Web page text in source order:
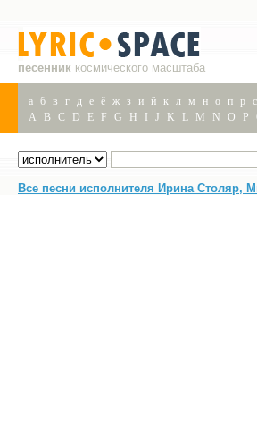
песенник космического масштаба
а б в г д е ё ж з и й к л м н о п р с
A
B C D E F G H J K L M N O P
Все песни исполнителя Ирина Столяр,